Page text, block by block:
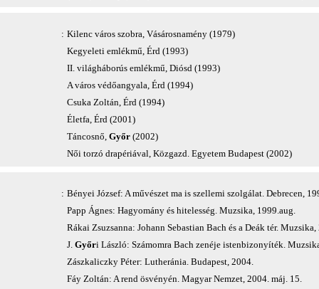
: Kilenc város szobra, Vásárosnamény (1979)
Kegyeleti emlékmű, Érd (1993)
II. világháborús emlékmű, Diósd (1993)
A város védőangyala, Érd (1994)
Csuka Zoltán, Érd (1994)
Életfa, Érd (2001)
Táncosnő, Győr (2002)
Női torzó drapériával, Közgazd. Egyetem Budapest (2002)
: Bényei József: A művészet ma is szellemi szolgálat. Debrecen,
Papp Ágnes: Hagyomány és hitelesség. Muzsika, 1999.aug.
Rákai Zsuzsanna: Johann Sebastian Bach és a Deák tér.
J. Győri László: Számomra Bach zenéje istenbizonyíték.
Zászkaliczky Péter: Lutheránia. Budapest, 2004.
Fáy Zoltán: A rend ösvényén. Magyar Nemzet, 2004. máj. 15.